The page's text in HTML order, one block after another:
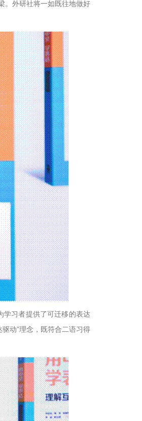
。外研社将一如既往地做好
学习者提供了可迁移的表达
动”理念，既符合二语习得